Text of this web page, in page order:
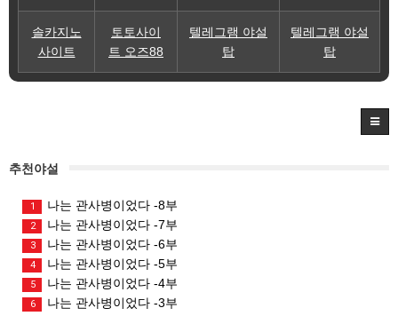
솔카지노
사이트
토토사이
트 오즈88
텔레그램 야설
탑
텔레그램 야설
탑
추천야설
1 나는 관사병이었다 -8부
2 나는 관사병이었다 -7부
3 나는 관사병이었다 -6부
4 나는 관사병이었다 -5부
5 나는 관사병이었다 -4부
6 나는 관사병이었다 -3부